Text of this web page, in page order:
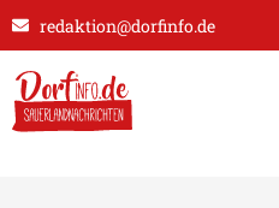
redaktion@dorfinfo.de